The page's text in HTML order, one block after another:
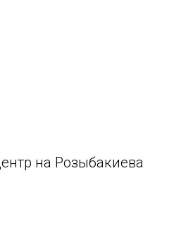
на Розыбакиева